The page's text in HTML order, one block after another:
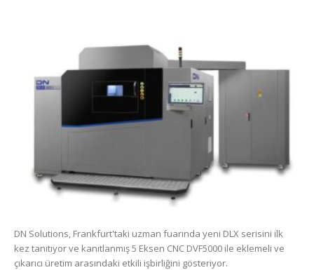
DN Solutions, Frankfurt'taki uzman fuarında yeni DLX serisini ilk
kez tanıtıyor ve kanıtlanmış 5 Eksen CNC DVF5000 ile eklemeli ve
çıkarıcı üretim arasındaki etkili işbirliğini gösteriyor.